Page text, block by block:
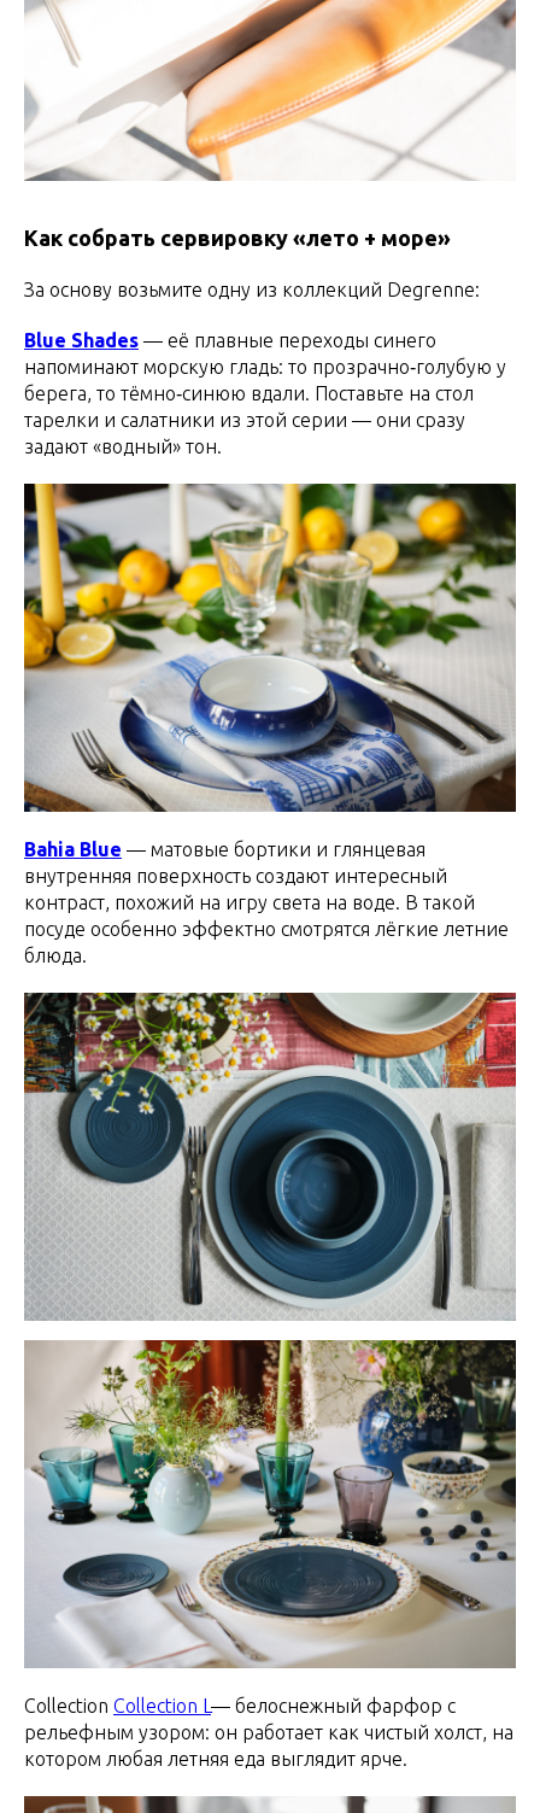
Как собрать сервировку «лето + море»
За основу возьмите одну из коллекций Degrenne:
Blue Shades — её плавные переходы синего
напоминают морскую гладь: то прозрачно‑голубую у
берега, то тёмно‑синюю вдали. Поставьте на стол
тарелки и салатники из этой серии — они сразу
задают «водный» тон.
Bahia Blue — матовые бортики и глянцевая
внутренняя поверхность создают интересный
контраст, похожий на игру света на воде. В такой
посуде особенно эффектно смотрятся лёгкие летние
блюда.
Collection Collection L — белоснежный фарфор с
рельефным узором: он работает как чистый холст, на
котором любая летняя еда выглядит ярче.